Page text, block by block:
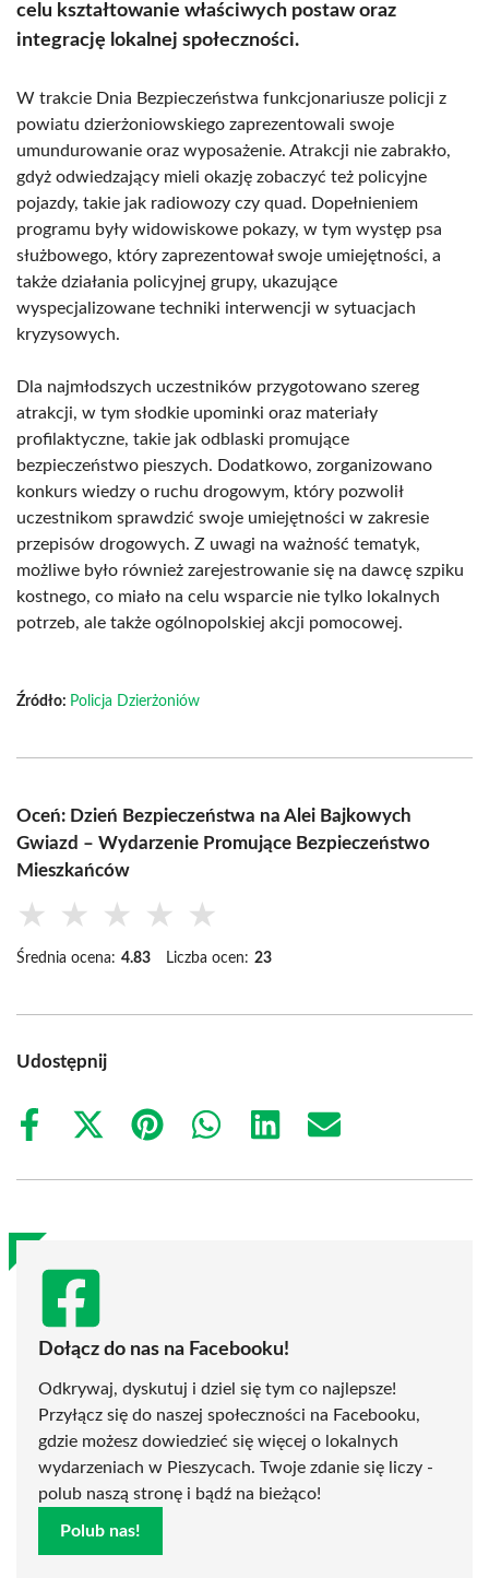
celu kształtowanie właściwych postaw oraz
integrację lokalnej społeczności.
W trakcie Dnia Bezpieczeństwa funkcjonariusze policji z
powiatu dzierżoniowskiego zaprezentowali swoje
umundurowanie oraz wyposażenie. Atrakcji nie zabrakło,
gdyż odwiedzający mieli okazję zobaczyć też policyjne
pojazdy, takie jak radiowozy czy quad. Dopełnieniem
programu były widowiskowe pokazy, w tym występ psa
służbowego, który zaprezentował swoje umiejętności, a
także działania policyjnej grupy, ukazujące
wyspecjalizowane techniki interwencji w sytuacjach
kryzysowych.
Dla najmłodszych uczestników przygotowano szereg
atrakcji, w tym słodkie upominki oraz materiały
profilaktyczne, takie jak odblaski promujące
bezpieczeństwo pieszych. Dodatkowo, zorganizowano
konkurs wiedzy o ruchu drogowym, który pozwolił
uczestnikom sprawdzić swoje umiejętności w zakresie
przepisów drogowych. Z uwagi na ważność tematyk,
możliwe było również zarejestrowanie się na dawcę szpiku
kostnego, co miało na celu wsparcie nie tylko lokalnych
potrzeb, ale także ogólnopolskiej akcji pomocowej.
Źródło: Policja Dzierżoniów
Oceń: Dzień Bezpieczeństwa na Alei Bajkowych
Gwiazd – Wydarzenie Promujące Bezpieczeństwo
Mieszkańców
★ ★ ★ ★ ★
Średnia ocena: 4.83 Liczba ocen: 23
Udostępnij
Share
Share
(Twitter)
Share
Share
Share
Share
Dołącz do nas na Facebooku!
Odkrywaj, dyskutuj i dziel się tym co najlepsze!
Przyłącz się do naszej społeczności na Facebooku,
gdzie możesz dowiedzieć się więcej o lokalnych
wydarzeniach w Pieszycach. Twoje zdanie się liczy -
polub naszą stronę i bądź na bieżąco!
Polub nas!